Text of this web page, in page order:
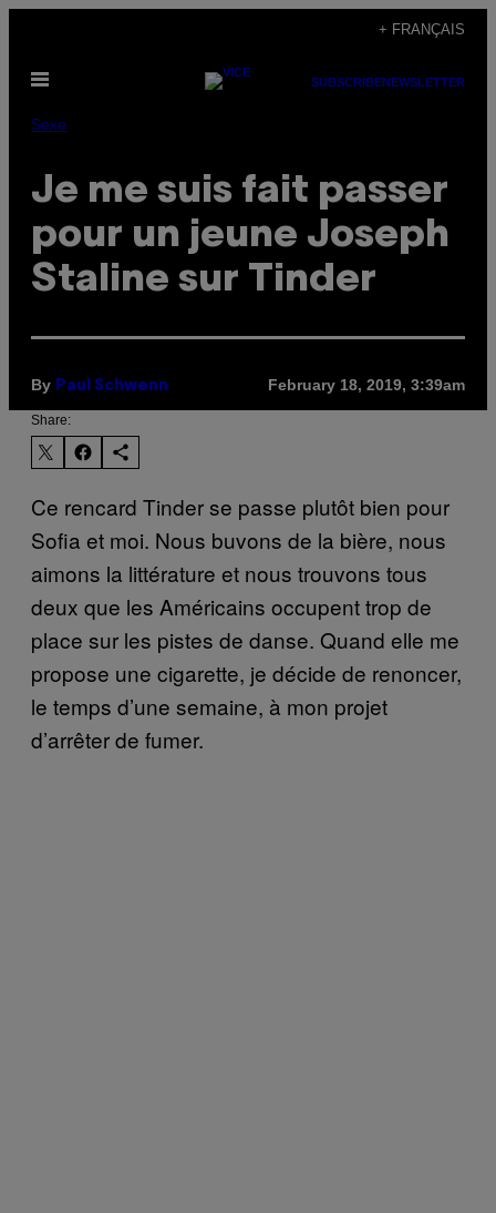
content
+ FRANÇAIS
Open
SUBSCRIBENEWSLETTER
Sexe
Je me suis fait passer
pour un jeune Joseph
Staline sur Tinder
By Paul Schwenn February 18, 2019, 3:39am
Share:
Ce rencard Tinder se passe plutôt bien pour
Sofia et moi. Nous buvons de la bière, nous
aimons la littérature et nous trouvons tous
deux que les Américains occupent trop de
place sur les pistes de danse. Quand elle me
propose une cigarette, je décide de renoncer,
le temps d’une semaine, à mon projet
d’arrêter de fumer.